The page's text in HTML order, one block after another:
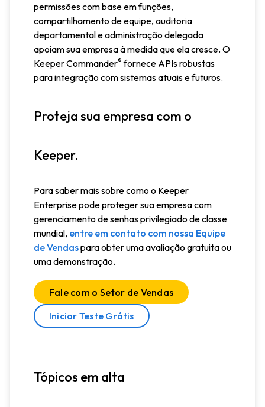
permissões com base em funções,
compartilhamento de equipe, auditoria
departamental e administração delegada
apoiam sua empresa à medida que ela cresce. O
Keeper Commander® fornece APIs robustas
para integração com sistemas atuais e futuros.
Tópicos em alta
Proteja sua empresa com o
Keeper.
Para saber mais sobre como o Keeper
Enterprise pode proteger sua empresa com
gerenciamento de senhas privilegiado de classe
mundial, entre em contato com nossa Equipe
de Vendaspara obter uma avaliação gratuita ou
uma demonstração.
Fale com o Setor de Vendas
Iniciar Teste Grátis